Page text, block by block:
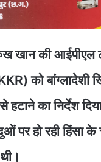
खान की आईपीएल
को बांग्लादेशी
हटाने का निर्देश
पर हो रही हिंसा